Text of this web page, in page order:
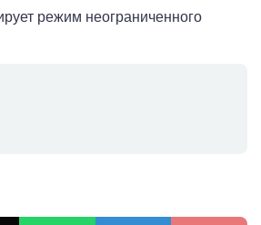
режим неограниченного